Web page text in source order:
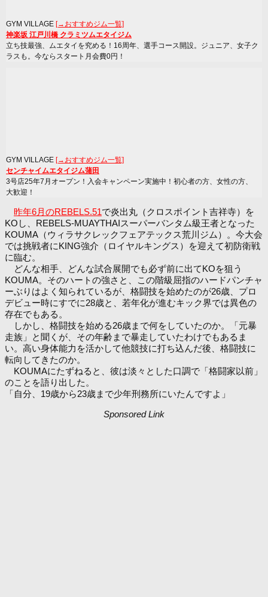
GYM VILLAGE [→おすすめジム一覧]
神楽坂 江戸川橋 クラミツムエタイジム
立ち技最強、ムエタイを究める！16周年、選手コース開設。ジュニア、女子ク
ラスも。今ならスタート月会費0円！
GYM VILLAGE [→おすすめジム一覧]
センチャイムエタイジム蒲田
3号店25年7月オープン！入会キャンペーン実施中！初心者の方、女性の方、
大歓迎！
昨年6月のREBELS.51で炎出丸（クロスポイント吉祥寺）を
KOし、REBELS-MUAYTHAIスーパーバンタム級王者となった
KOUMA（ウィラサクレックフェアテックス荒川ジム）。今大会
では挑戦者にKING強介（ロイヤルキングス）を迎えて初防衛戦
に臨む。
どんな相手、どんな試合展開でも必ず前に出てKOを狙う
KOUMA。そのハートの強さと、この階級屈指のハードパンチャ
ーぶりはよく知られているが、格闘技を始めたのが26歳、プロ
デビュー時にすでに28歳と、若年化が進むキック界では異色の
存在でもある。
しかし、格闘技を始める26歳まで何をしていたのか。「元暴
走族」と聞くが、その年齢まで暴走していたわけでもあるま
い。高い身体能力を活かして他競技に打ち込んだ後、格闘技に
転向してきたのか。
KOUMAにたずねると、彼は淡々とした口調で「格闘家以前」
のことを語り出した。
「自分、19歳から23歳まで少年刑務所にいたんですよ」
Sponsored Link